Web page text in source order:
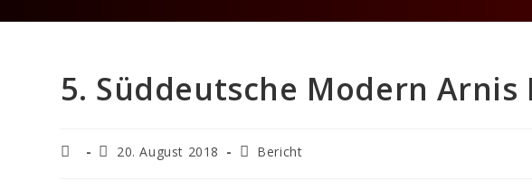
5. Süddeutsche Modern Arnis
20. August 2018 Bericht